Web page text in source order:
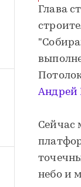
Глава
Андрей
Сейчас
небо и